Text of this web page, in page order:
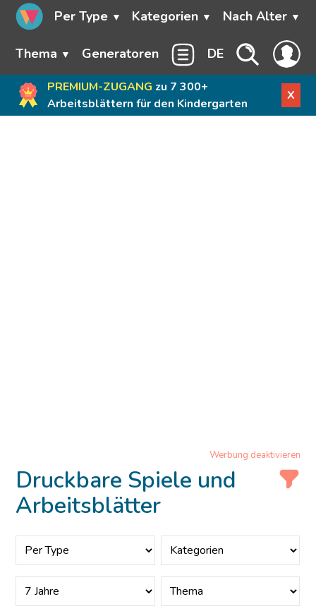
Per Type Kategorien Nach Alter
Thema Generatoren DE
PREMIUM-ZUGANG zu 7 300+
Arbeitsblättern für den Kindergarten
X
Werbung deaktivieren
Druckbare Spiele und
Arbeitsblätter